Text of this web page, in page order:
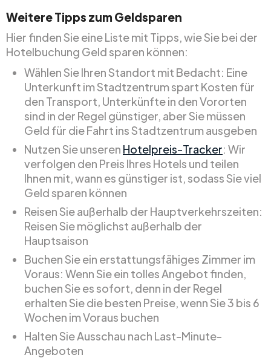
Weitere Tipps zum Geldsparen
Hier finden Sie eine Liste mit Tipps, wie Sie bei der
Hotelbuchung Geld sparen können:
Wählen Sie Ihren Standort mit Bedacht: Eine
Unterkunft im Stadtzentrum spart Kosten für
den Transport, Unterkünfte in den Vororten
sind in der Regel günstiger, aber Sie müssen
Geld für die Fahrt ins Stadtzentrum ausgeben
Nutzen Sie unseren Hotelpreis-Tracker: Wir
verfolgen den Preis Ihres Hotels und teilen
Ihnen mit, wann es günstiger ist, sodass Sie viel
Geld sparen können
Reisen Sie außerhalb der Hauptverkehrszeiten:
Reisen Sie möglichst außerhalb der
Hauptsaison
Buchen Sie ein erstattungsfähiges Zimmer im
Voraus: Wenn Sie ein tolles Angebot finden,
buchen Sie es sofort, denn in der Regel
erhalten Sie die besten Preise, wenn Sie 3 bis 6
Wochen im Voraus buchen
Halten Sie Ausschau nach Last-Minute-
Angeboten